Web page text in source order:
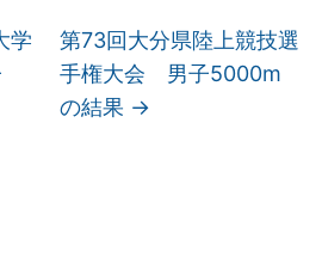
学
第73回大分県陸上競技選
手権大会 男子5000m
の結果 →